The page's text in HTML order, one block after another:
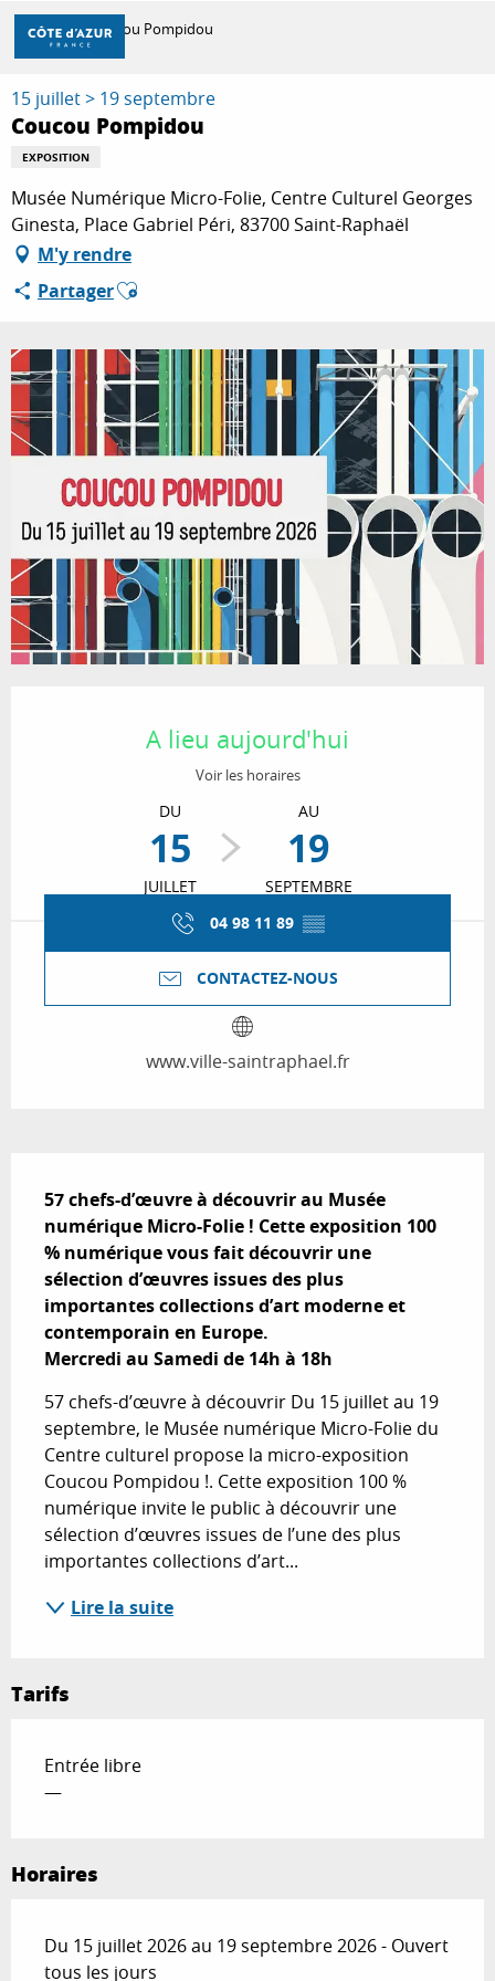
Aller
contenu
principal
DÉCOUVRIR
À FAIRE
SÉJOURNER
Accueil Coucou Pompidou
15 juillet > 19 septembre
Coucou Pompidou
EXPOSITION
Musée Numérique Micro-Folie, Centre Culturel Georges
Ginesta, Place Gabriel Péri, 83700 Saint-Raphaël
M'y rendre
PartagerAjouter aux favoris
A lieu aujourd'hui
Voir les horaires
DU
15
JUILLET
AU
19
SEPTEMBRE
04 98 11 89 ▒▒
CONTACTEZ-NOUS
www.ville-saintraphael.fr
57 chefs-d’œuvre à découvrir au Musée
numérique Micro-Folie ! Cette exposition 100
% numérique vous fait découvrir une
sélection d’œuvres issues des plus
importantes collections d’art moderne et
contemporain en Europe.
Mercredi au Samedi de 14h à 18h
57 chefs-d’œuvre à découvrir Du 15 juillet au 19
septembre, le Musée numérique Micro-Folie du
Centre culturel propose la micro-exposition
Coucou Pompidou !. Cette exposition 100 %
numérique invite le public à découvrir une
sélection d’œuvres issues de l’une des plus
importantes collections d’art...
Lire la suite
Tarifs
Entrée libre
—
Horaires
Du 15 juillet 2026 au 19 septembre 2026 - Ouvert
tous les jours